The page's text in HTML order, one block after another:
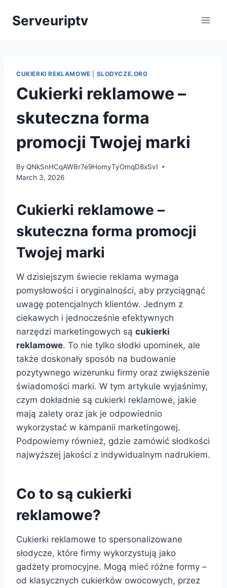
Serveuriptv
CUKIERKI REKLAMOWE SLODYCZE.ORG
Cukierki reklamowe –
skuteczna forma
promocji Twojej marki
By QNkSnHCqAWBr7e9HomyTyOmqD8xSvI
March 3, 2026
Cukierki reklamowe –
skuteczna forma promocji
Twojej marki
W dzisiejszym świecie reklama wymaga
pomysłowości i oryginalności, aby przyciągnąć
uwagę potencjalnych klientów. Jednym z
ciekawych i jednocześnie efektywnych
narzędzi marketingowych są cukierki
reklamowe. To nie tylko słodki upominek, ale
także doskonały sposób na budowanie
pozytywnego wizerunku firmy oraz zwiększenie
świadomości marki. W tym artykule wyjaśnimy,
czym dokładnie są cukierki reklamowe, jakie
mają zalety oraz jak je odpowiednio
wykorzystać w kampanii marketingowej.
Podpowiemy również, gdzie zamówić słodkości
najwyższej jakości z indywidualnym nadrukiem.
Co to są cukierki
reklamowe?
Cukierki reklamowe to spersonalizowane
słodycze, które firmy wykorzystują jako
gadżety promocyjne. Mogą mieć różne formy –
od klasycznych cukierków owocowych, przez